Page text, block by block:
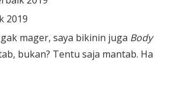
2019
mager, saya bikinin juga Body
bukan? Tentu saja mantab. Ha